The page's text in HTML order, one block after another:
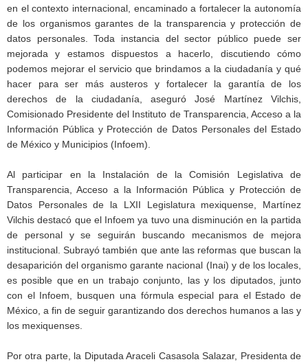
en el contexto internacional, encaminado a fortalecer la autonomía
de los organismos garantes de la transparencia y protección de
datos personales. Toda instancia del sector público puede ser
mejorada y estamos dispuestos a hacerlo, discutiendo cómo
podemos mejorar el servicio que brindamos a la ciudadanía y qué
hacer para ser más austeros y fortalecer la garantía de los
derechos de la ciudadanía, aseguró José Martínez Vilchis,
Comisionado Presidente del Instituto de Transparencia, Acceso a la
Información Pública y Protección de Datos Personales del Estado
de México y Municipios (Infoem).
Al participar en la Instalación de la Comisión Legislativa de
Transparencia, Acceso a la Información Pública y Protección de
Datos Personales de la LXII Legislatura mexiquense, Martínez
Vilchis destacó que el Infoem ya tuvo una disminución en la partida
de personal y se seguirán buscando mecanismos de mejora
institucional. Subrayó también que ante las reformas que buscan la
desaparición del organismo garante nacional (Inai) y de los locales,
es posible que en un trabajo conjunto, las y los diputados, junto
con el Infoem, busquen una fórmula especial para el Estado de
México, a fin de seguir garantizando dos derechos humanos a las y
los mexiquenses.
Por otra parte, la Diputada Araceli Casasola Salazar, Presidenta de